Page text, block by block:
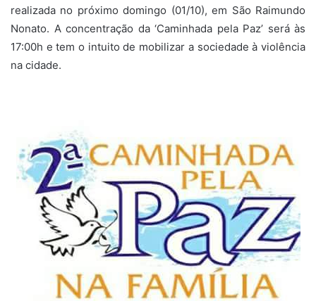
realizada no próximo domingo (01/10), em São Raimundo
Nonato. A concentração da ‘Caminhada pela Paz’ será às
17:00h e tem o intuito de mobilizar a sociedade à violência
na cidade.